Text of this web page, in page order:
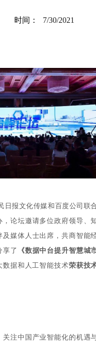
时间： 7/30/2021
日报文化传媒和百度公司联
论坛邀请多位政府领导、
媒体人士出席，共商智能
享了
《数据中台提升智慧城
数据和人工智能技术荣获技
注中国产业智能化的机遇